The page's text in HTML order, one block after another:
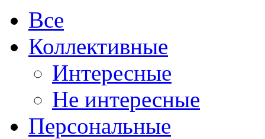
Все
Коллективные
Интересные
Не интересные
Персональные